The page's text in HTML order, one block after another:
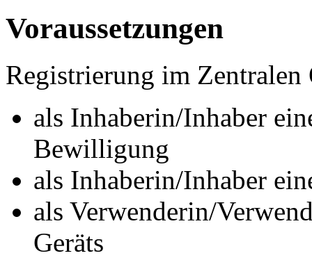
Voraussetzungen
Registrierung im Zentralen
als Inhaberin/Inhaber
Bewilligung
als Inhaberin/Inhaber
als Verwenderin/
Geräts